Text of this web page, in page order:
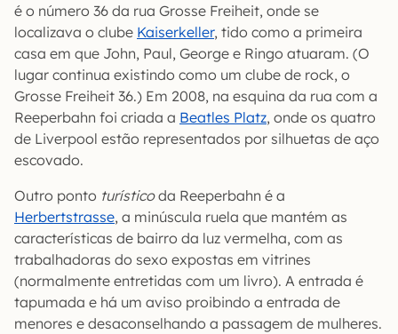
é o número 36 da rua Grosse Freiheit, onde se
localizava o clube Kaiserkeller, tido como a primeira
casa em que John, Paul, George e Ringo atuaram. (O
lugar continua existindo como um clube de rock, o
Grosse Freiheit 36.) Em 2008, na esquina da rua com a
Reeperbahn foi criada a Beatles Platz, onde os quatro
de Liverpool estão representados por silhuetas de aço
escovado.
Outro ponto turísticoda Reeperbahn é a
Herbertstrasse, a minúscula ruela que mantém as
características de bairro da luz vermelha, com as
trabalhadoras do sexo expostas em vitrines
(normalmente entretidas com um livro). A entrada é
tapumada e há um aviso proibindo a entrada de
menores e desaconselhando a passagem de mulheres.